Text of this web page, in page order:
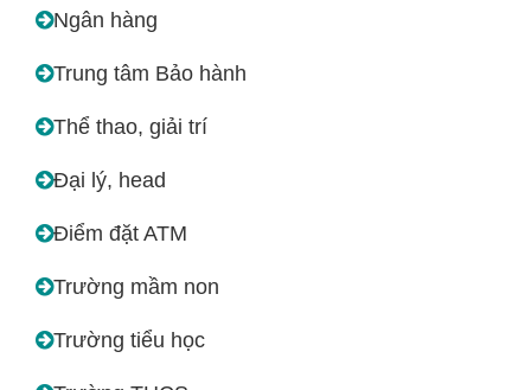
Ngân hàng
Trung tâm Bảo hành
Thể thao, giải trí
Đại lý, head
Điểm đặt ATM
Trường mầm non
Trường tiểu học